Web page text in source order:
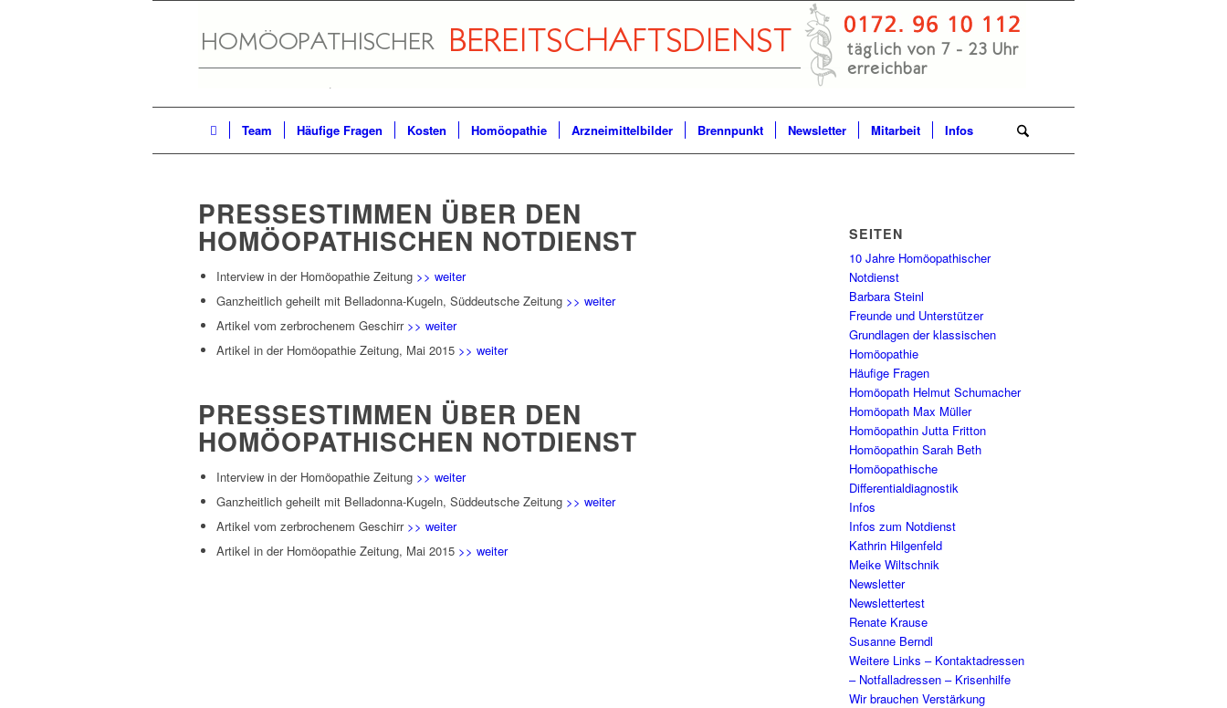
Team Häufige Fragen Kosten Homöopathie Arzneimittelbilder Brennpunkt Newsletter Mitarbeit Infos
PRESSESTIMMEN ÜBER DEN
HOMÖOPATHISCHEN NOTDIENST
Interview in der Homöopathie Zeitung >> weiter
Ganzheitlich geheilt mit Belladonna-Kugeln, Süddeutsche Zeitung >> weiter
Artikel vom zerbrochenem Geschirr >> weiter
Artikel in der Homöopathie Zeitung, Mai 2015 >> weiter
PRESSESTIMMEN ÜBER DEN
HOMÖOPATHISCHEN NOTDIENST
Interview in der Homöopathie Zeitung >> weiter
Ganzheitlich geheilt mit Belladonna-Kugeln, Süddeutsche Zeitung >> weiter
Artikel vom zerbrochenem Geschirr >> weiter
Artikel in der Homöopathie Zeitung, Mai 2015 >> weiter
SEITEN
10 Jahre Homöopathischer
Notdienst
Barbara Steinl
Freunde und Unterstützer
Grundlagen der klassischen
Homöopathie
Häufige Fragen
Homöopath Helmut Schumacher
Homöopath Max Müller
Homöopathin Jutta Fritton
Homöopathin Sarah Beth
Homöopathische
Differentialdiagnostik
Infos
Infos zum Notdienst
Kathrin Hilgenfeld
Meike Wiltschnik
Newsletter
Newslettertest
Renate Krause
Susanne Berndl
Weitere Links – Kontaktadressen
– Notfalladressen – Krisenhilfe
Wir brauchen Verstärkung